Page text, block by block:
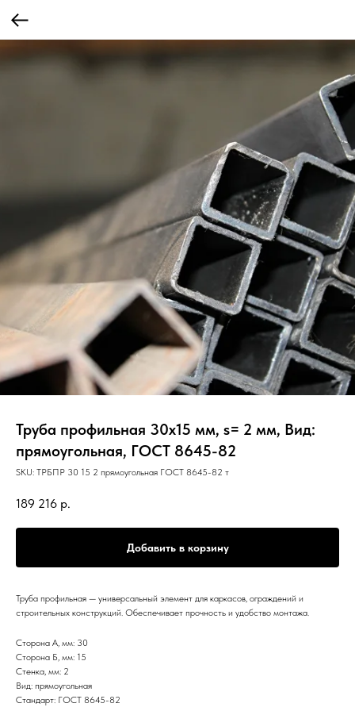
Труба профильная 30х15 мм, s= 2 мм, Вид:
прямоугольная, ГОСТ 8645-82
SKU: ТРБПР 30 15 2 прямоугольная ГОСТ 8645-82 т
189 216 р.
Добавить в корзину
Труба профильная — универсальный элемент для каркасов, ограждений и
строительных конструкций. Обеспечивает прочность и удобство монтажа.
Сторона А, мм: 30
Сторона Б, мм: 15
Стенка, мм: 2
Вид: прямоугольная
Стандарт: ГОСТ 8645-82